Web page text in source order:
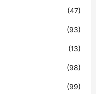
(47)
(93)
(13)
(98)
(99)